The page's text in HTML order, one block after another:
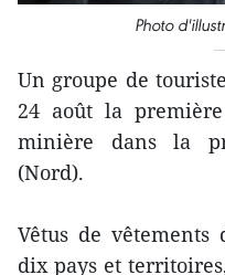
Photo
Un groupe de
24 août la
minière dans la
(Nord).
Vêtus de
dix pays et